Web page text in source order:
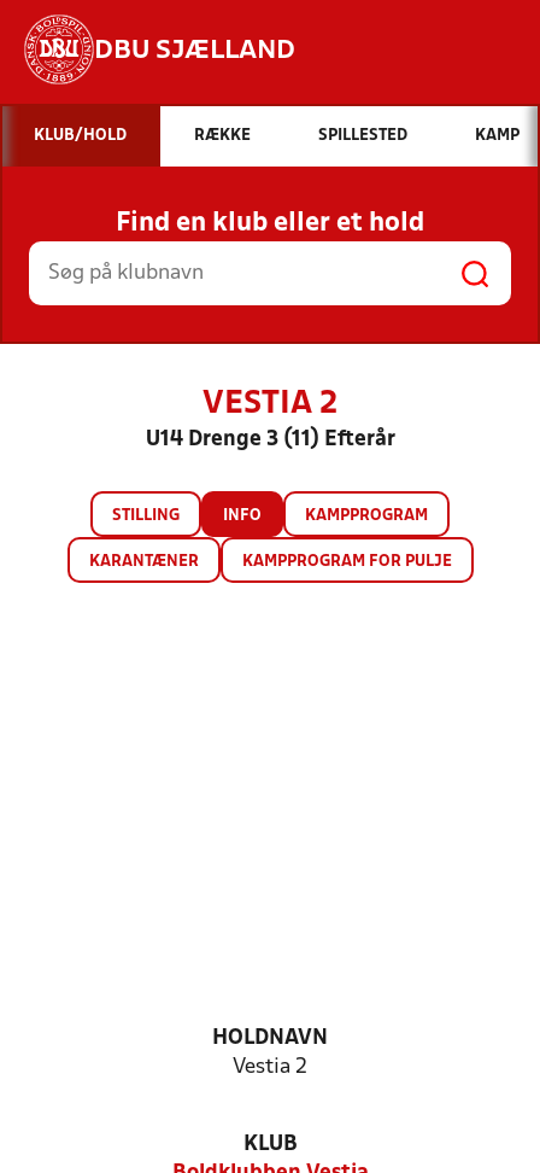
DBU SJÆLLAND
Hvad vil du søge efter?
INDHOLD OG NYHEDER
STILLINGER, RESULTATER, KLUBBER OG
HOLD
KLUB/HOLD RÆKKE SPILLESTED KAMP
Find en klub eller et hold
VESTIA 2
U14 Drenge 3 (11) Efterår
STILLING INFO KAMPPROGRAM
KARANTÆNER KAMPPROGRAM FOR PULJE
HOLDNAVN
Vestia 2
KLUB